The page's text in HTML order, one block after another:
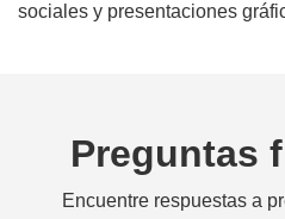
sociales y presentaciones
Preguntas
Encuentre respuestas a